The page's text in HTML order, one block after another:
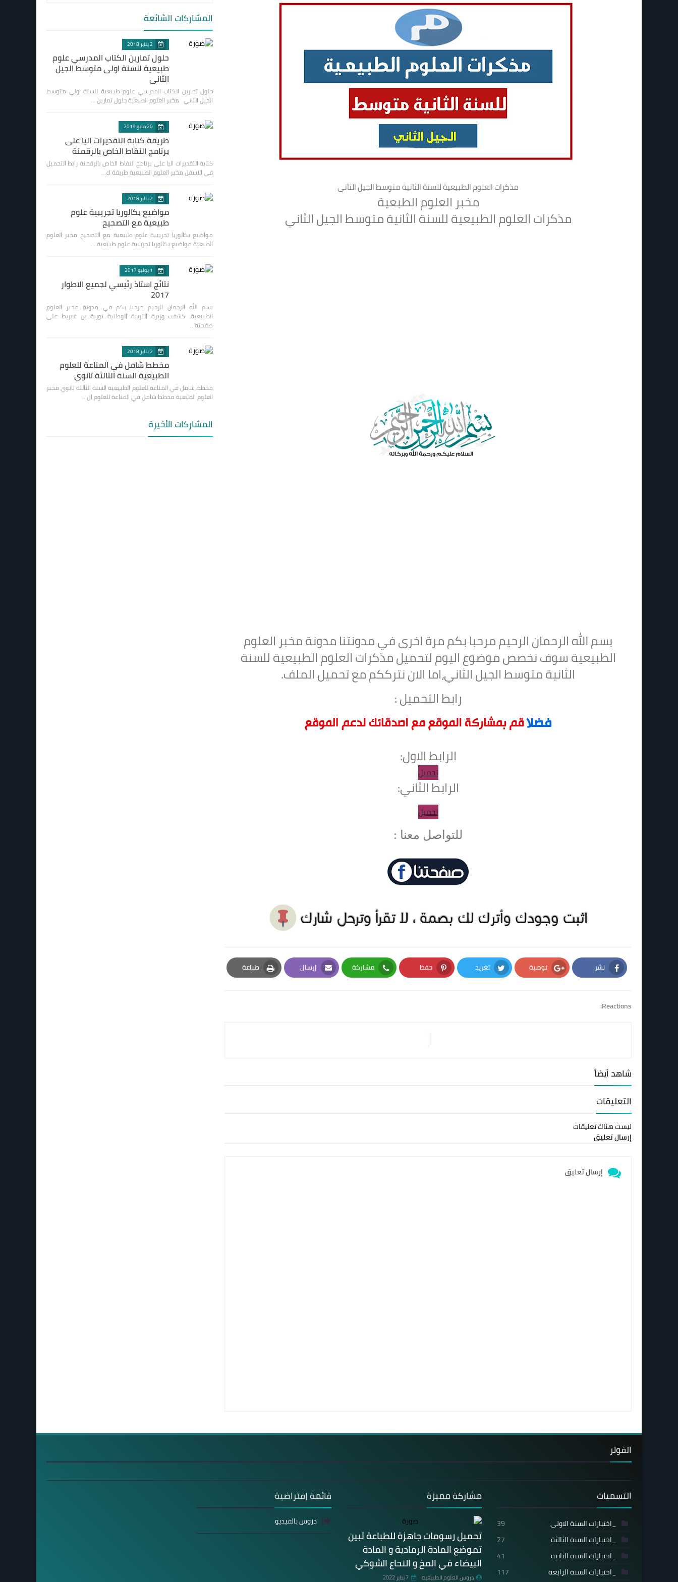
مذكرات العلوم الطبيعية للسنة الثانية متوسط الجيل الثاني
مخبر العلوم الطبعية
مذكرات العلوم الطبيعية للسنة الثانية متوسط الجيل الثاني
بسم الله الرحمان الرحيم مرحبا بكم مرة اخرى في مدونتنا مدونة مخبر العلوم
الطبيعية سوف نخصص موضوع اليوم لتحميلمذكرات العلوم الطبيعية للسنة
الثانية متوسط الجيل الثاني،اما الان نترككم مع تحميل الملف.
رابط التحميل :
الرابط الاول:
تحميل
الرابط الثاني:
تحميل
للتواصل معنا :
نشر
Facebook
توصية
Google Plus
تغريد
Twitter
حفظ
Pinterest
مشاركة
Whatsapp
إرسال
Email
طباعة
Print
Reactions:
شاهد أيضاً
التعليقات
ليست هناك تعليقات
إرسال تعليق
إرسال تعليق
المشاركات الشائعة
2 يناير 2018
حلول تمارين الكتاب المدرسي علوم
طبيعية للسنة اولى متوسط الجيل
الثاني
حلول تمارين الكتاب المدرسي علوم طبيعية للسنة اولى متوسط
الجيل الثاني مخبر العلوم الطبعية حلول تمارين …
20 مايو 2019
طريقة كتابة التقديرات اليا على
برنامج النقاط الخاص بالرقمنة
كتابة التقديرات اليا على برنامج النقاط الخاص بالرقمنة رابط التحميل
في الاسفل مخبر العلوم الطبيعية طريقة ك…
2 يناير 2018
مواضيع بكالوريا تجريبية علوم
طبيعية مع التصحيح
مواضيع بكالوريا تجريبية علوم طبيعية مع التصحيح مخبر العلوم
الطبعية مواضيع بكالوريا تجريبية علوم طبيعية …
1 يوليو 2017
نتائج استاذ رئيسي لجميع الاطوار
2017
بسم الله الرحمان الرحيم مرحبا بكم في مدونة مخبر العلوم
الطبيعية، كشفت وزيرة التربية الوطنية نورية بن غبريط على
صفحته…
2 يناير 2018
مخطط شامل في المناعة للعلوم
الطبيعية السنة الثالثة ثانوي
مخطط شامل في المناعة للعلوم الطبيعية السنة الثالثة ثانوي مخبر
العلوم الطبعية مخطط شامل في المناعة للعلوم ال…
المشاركات الأخيرة
الفوتر
التسميات
_اختبارات السنة الاولى
39
_اختبارات السنة الثالثة
27
_اختبارات السنة الثانية
41
_اختبارات السنة الرابعة
117
مشاركة مميزة
تحميل رسومات جاهزة للطباعة تبين
تموضع المادة الرمادية و المادة
البيضاء في المخ و النحاع الشوكي
دروس العلوم الطبيعية 7 يناير 2022
قائمة إفتراضية
دروس بالفيديو